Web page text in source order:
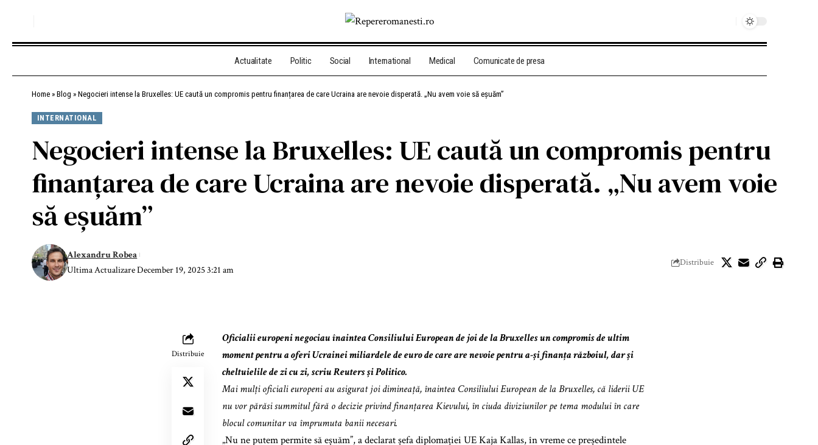
Actualitate Politic Social International Medical Comunicate de presa
Home » Blog » Negocieri intense la Bruxelles: UE caută un compromis pentru finanțarea de care Ucraina are nevoie disperată. „Nu avem voie să eșuăm”
INTERNATIONAL
Negocieri intense la Bruxelles: UE caută un compromis pentru
finanțarea de care Ucraina are nevoie disperată. „Nu avem voie
să eșuăm”
Ultima Actualizare December 19, 2025 3:21 am
Alexandru Robea
Distribuie
Distribuie
Oficialii europeni negociau înaintea Consiliului European de joi de la Bruxelles un compromis de ultim
moment pentru a oferi Ucrainei miliardele de euro de care are nevoie pentru a-și finanța războiul, dar și
cheltuielile de zi cu zi, scriu Reuters și Politico.
Mai mulți oficiali europeni au asigurat joi dimineață, înaintea Consiliului European de la Bruxelles, că liderii UE
nu vor părăsi summitul fără o decizie privind finanțarea Kievului, în ciuda diviziunilor pe tema modului în care
blocul comunitar va împrumuta banii necesari.
„Nu ne putem permite să eșuăm”, a declarat șefa diplomației UE Kaja Kallas, în vreme ce președintele